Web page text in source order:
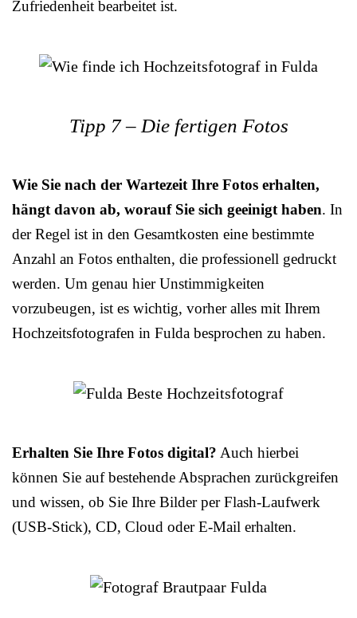
Zufriedenheit bearbeitet ist.
Tipp 7 – Die fertigen Fotos
Wie Sie nach der Wartezeit Ihre Fotos erhalten,
hängt davon ab, worauf Sie sich geeinigt haben. In
der Regel ist in den Gesamtkosten eine bestimmte
Anzahl an Fotos enthalten, die professionell gedruckt
werden. Um genau hier Unstimmigkeiten
vorzubeugen, ist es wichtig, vorher alles mit Ihrem
Hochzeitsfotografen in Fulda besprochen zu haben.
Erhalten Sie Ihre Fotos digital? Auch hierbei
können Sie auf bestehende Absprachen zurückgreifen
und wissen, ob Sie Ihre Bilder per Flash-Laufwerk
(USB-Stick), CD, Cloud oder E-Mail erhalten.